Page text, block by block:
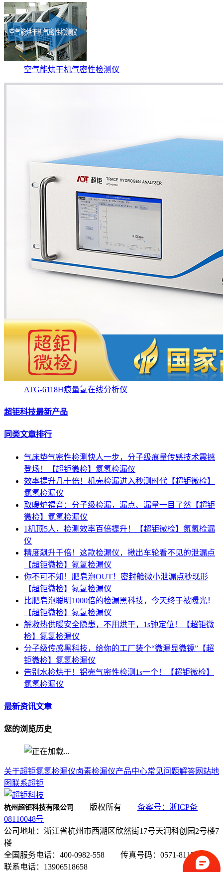
空气能烘干机气密性检测仪
ATG-6118H痕量氢在线分析仪
超钜科技最新产品
同类文章排行
气床垫气密性检测快人一步，分子级痕量传感技术震撼
登场！【超钜微检】氮氢检漏仪
效率提升几十倍！机壳检漏进入秒测时代【超钜微检】
氮氢检漏仪
取暖炉福音：分子级检漏，漏点、漏量一目了然【超钜
微检】氮氢检漏仪
1机顶5人，检测效率百倍提升！【超钜微检】氮氢检漏
仪
精度飙升千倍！这款检漏仪，揪出车轮看不见的泄漏点
【超钜微检】氮氢检漏仪
你不可不知！肥皂泡OUT！密封舱微小泄漏点秒现形
【超钜微检】氮氢检漏仪
比肥皂泡聪明1000倍的检漏黑科技，今天终于被曝光！
【超钜微检】氮氢检漏仪
解救热供暖安全隐患，不用烘干，1s钟定位！【超钜微
检】氮氢检漏仪
分子级传感黑科技，给你的工厂装个“微漏显微镜”【超
钜微检】氮氢检漏仪
告别水检烘干！铝壳气密性检测1s一个！【超钜微检】
氮氢检漏仪
最新资讯文章
您的浏览历史
关于超钜氮氢检漏仪卤素检漏仪产品中心常见问题解答网站地
图联系超钜
杭州超钜科技有限公司 版权所有 备案号：浙ICP备
08110048号
公司地址：浙江省杭州市西湖区欣然街17号天润科创园2号楼7
楼
全国服务电话：400-0982-558 传真号码：0571-81131130
联系电话：13906518658